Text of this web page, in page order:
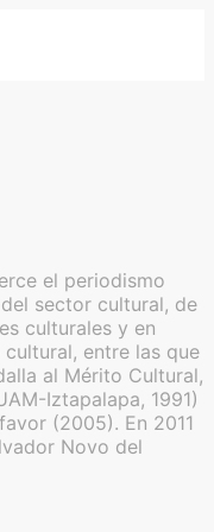
el periodismo
sector cultural, de
culturales y en
entre las que
al Mérito Cultural,
Iztapalapa, 1991)
(2005). En 2011
Novo del